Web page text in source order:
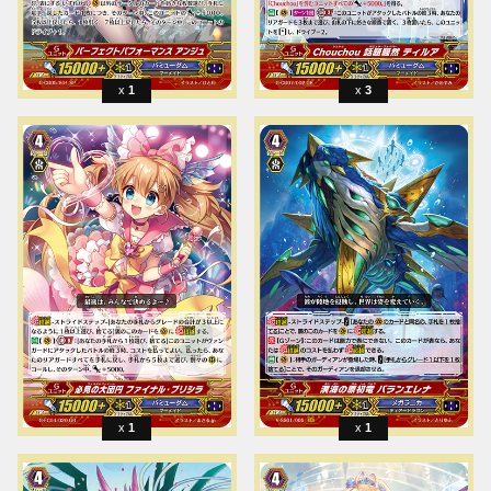
1 3
1 1